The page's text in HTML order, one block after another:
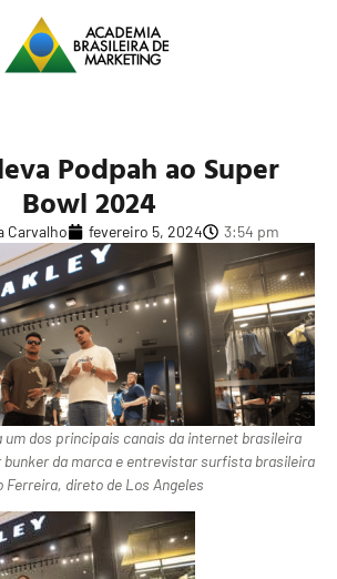
Podpah ao Super
Bowl 2024
Carvalho fevereiro 5, 2024 3:54 pm
um dos principais canais da internet brasileira
bunker da marca e entrevistar surfista brasileira
Ferreira, direto de Los Angeles